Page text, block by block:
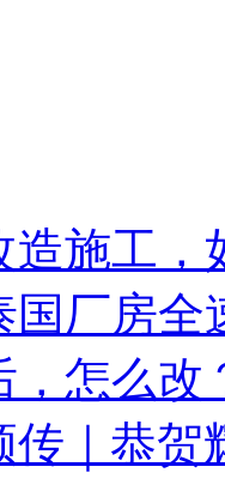
造施工，
国厂房全
，怎么改
传｜恭贺